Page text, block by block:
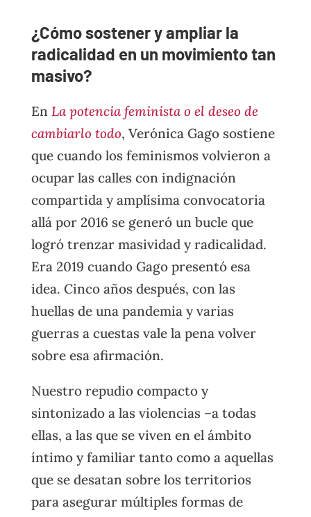
¿Cómo sostener y ampliar la
radicalidad en un movimiento tan
masivo?
En La potencia feminista o el deseo de
cambiarlo todo, Verónica Gago sostiene
que cuando los feminismos volvieron a
ocupar las calles con indignación
compartida y amplísima convocatoria
allá por 2016 se generó un bucle que
logró trenzar masividad y radicalidad.
Era 2019 cuando Gago presentó esa
idea. Cinco años después, con las
huellas de una pandemia y varias
guerras a cuestas vale la pena volver
sobre esa afirmación.
Nuestro repudio compacto y
sintonizado a las violencias –a todas
ellas, a las que se viven en el ámbito
íntimo y familiar tanto como a aquellas
que se desatan sobre los territorios
para asegurar múltiples formas de